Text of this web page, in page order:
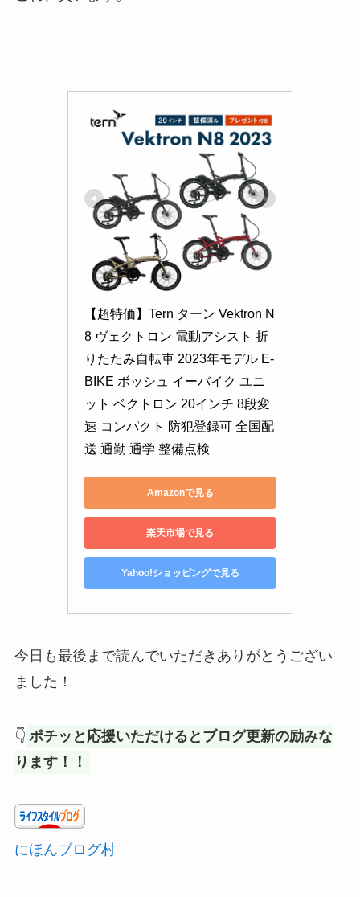
【超特価】Tern ターン Vektron N
8 ヴェクトロン 電動アシスト 折
りたたみ自転車 2023年モデル E-
BIKE ボッシュ イーバイク ユニ
ット ベクトロン 20インチ 8段変
速 コンパクト 防犯登録可 全国配
送 通勤 通学 整備点検
Amazonで見る
楽天市場で見る
Yahoo!ショッピングで見る
今日も最後まで読んでいただきありがとうござい
ました！
👇 ポチッと応援いただけるとブログ更新の励みな
ります！！
にほんブログ村